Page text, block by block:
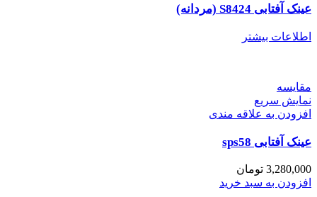
عینک آفتابی S8424 (مردانه)
اطلاعات بیشتر
مقايسه
نمایش سریع
افزودن به علاقه مندی
عینک آفتابی sps58
3,280,000 تومان
افزودن به سبد خرید